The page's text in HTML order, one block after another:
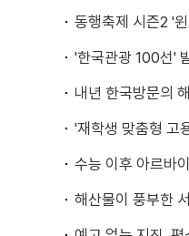
동행축제 시즌2 '
'한국관광 100선'
내년 한국방문의
'재학생 맞춤형 고
수능 이후 아르바
해산물이 풍부한